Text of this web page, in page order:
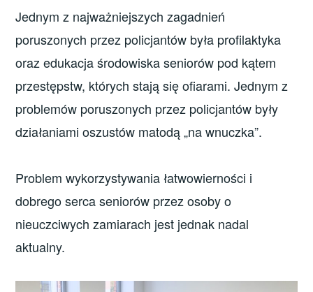
Jednym z najważniejszych zagadnień
poruszonych przez policjantów była profilaktyka
oraz edukacja środowiska seniorów pod kątem
przestępstw, których stają się ofiarami. Jednym z
problemów poruszonych przez policjantów były
działaniami oszustów matodą „na wnuczka”.
Problem wykorzystywania łatwowierności i
dobrego serca seniorów przez osoby o
nieuczciwych zamiarach jest jednak nadal
aktualny.